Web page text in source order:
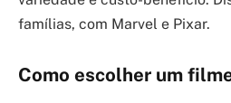
famílias, com Marvel e Pixar.
Como escolher um